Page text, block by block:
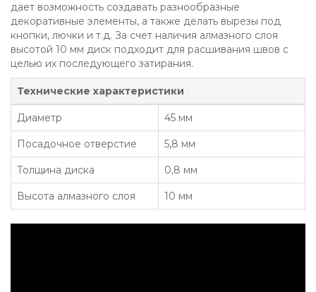
дает возможность создавать разнообразные
декоративные элементы, а также делать вырезы под
кнопки, лючки и т.д. За счет наличия алмазного слоя
высотой 10 мм диск подходит для расшивания швов с
целью их последующего затирания.
Технические характеристики
Диаметр 45 мм
Посадочное отверстие 5,8 мм
Толщина диска 0,8 мм
Высота алмазного слоя 10 мм